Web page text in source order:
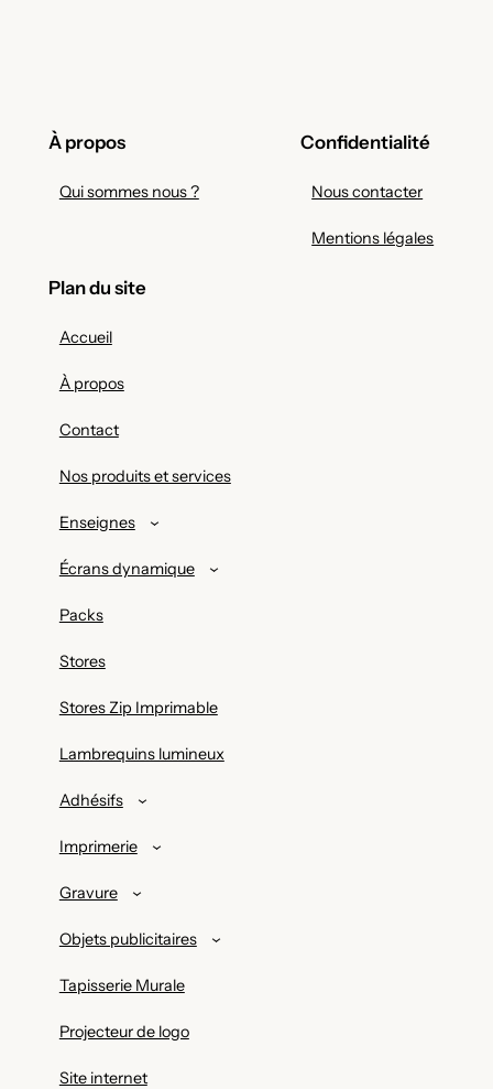
À propos
Qui sommes nous ?
Confidentialité
Nous contacter
Mentions légales
Plan du site
Accueil
À propos
Contact
Nos produits et services
Enseignes
Écrans dynamique
Packs
Stores
Stores Zip Imprimable
Lambrequins lumineux
Adhésifs
Imprimerie
Gravure
Objets publicitaires
Tapisserie Murale
Projecteur de logo
Site internet